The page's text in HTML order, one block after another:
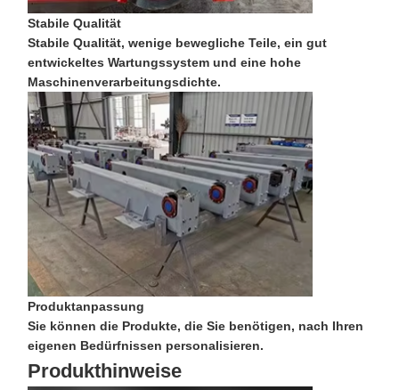
Kran-Flaschenzug
Zupacken
Kran
Ausrüstung des Motors und der Bremse
Hissen
Transportausrüstung
Aufzugsgeräte
Zubehör für Krane
Stabile Qualität
Stabile Qualität, wenige bewegliche Teile, ein gut
entwickeltes Wartungssystem und eine hohe
Maschinenverarbeitungsdichte.
Produktanpassung
Sie können die Produkte, die Sie benötigen, nach Ihren
eigenen Bedürfnissen personalisieren.
Produkthinweise